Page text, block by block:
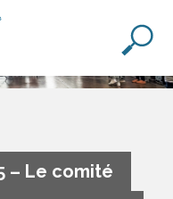
– Le comité